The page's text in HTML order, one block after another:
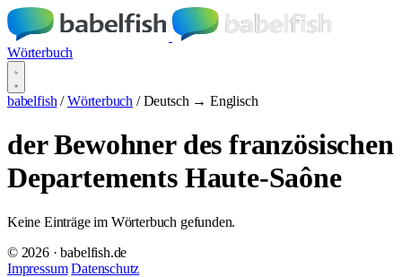
Wörterbuch
babelfish / Wörterbuch / Deutsch → Englisch
der Bewohner des französischen
Departements Haute-Saône
Keine Einträge im Wörterbuch gefunden.
© 2026 · babelfish.de
Impressum Datenschutz